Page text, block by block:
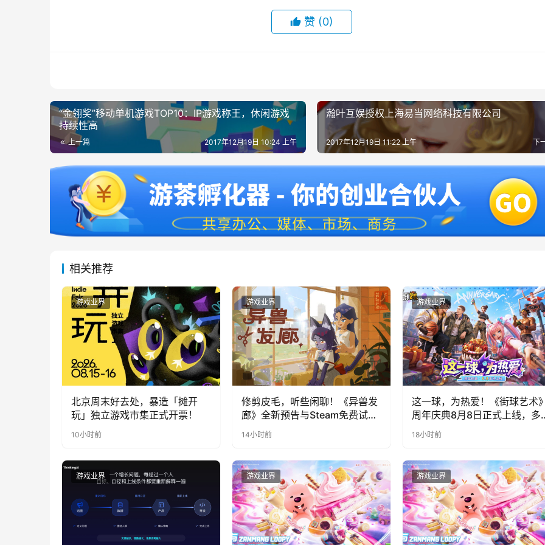
赞 (0)
“金翎奖”移动单机游戏TOP10：IP游戏称王，休闲游戏
持续性高
上一篇 2017年12月19日 10:24 上午
瀚叶互娱授权上海易当网络科技有限公司
下
2017年12月19日 11:22 上午
相关推荐
游戏业界
北京周末好去处，暴造「摊开
玩」独立游戏市集正式开票！
10小时前
游戏业界
修剪皮毛，听些闲聊！《异兽发
廊》全新预告与Steam免费试玩
公开
14小时前
游戏业界
这一球，为热爱！《街球艺术
周年庆典8月8日正式上线，多
福利与全新内容同步开启
18小时前
游戏业界 游戏业界 游戏业界